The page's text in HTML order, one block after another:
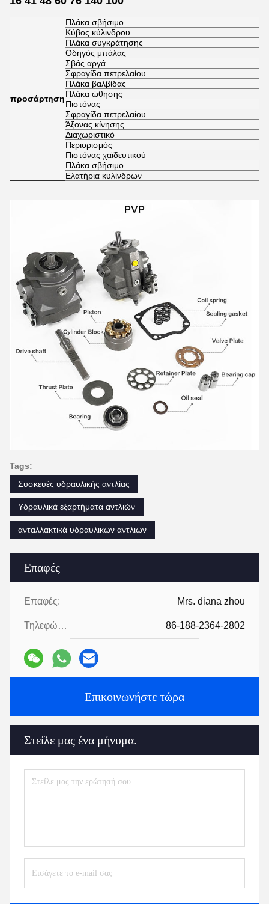
Επαφές
Επαφές: Mrs. diana zhou
Τηλεφώνημα: 86-188-2364-2802
Επικοινωνήστε τώρα
Στείλε μας ένα μήνυμα.
προσάρτηση
Πλάκα σβήσιμο
Κύβος κύλινδρου
Πλάκα συγκράτησης
Οδηγός μπάλας
Σβάς αργά.
Σφραγίδα πετρελαίου
Πλάκα βαλβίδας
Πλάκα ώθησης
Πιστόνας
Σφραγίδα πετρελαίου
Άξονας κίνησης
Διαχωριστικό
Περιορισμός
Πιστόνας χαϊδευτικού
Πλάκα σβήσιμο
Ελατήρια κυλίνδρων
Tags:
Συσκευές υδραυλικής αντλίας
Υδραυλικά εξαρτήματα αντλιών
ανταλλακτικά υδραυλικών αντλιών